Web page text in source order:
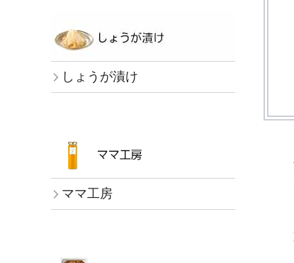
しょうが漬け
ママ工房